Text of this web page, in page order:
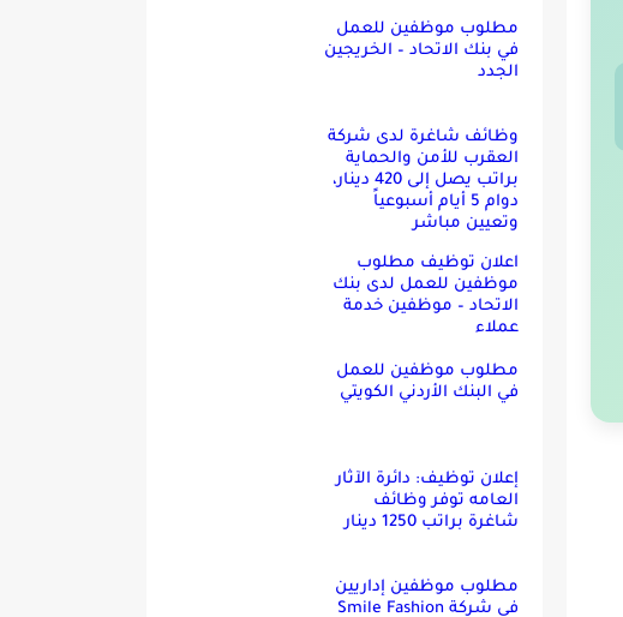
مطلوب موظفين للعمل
في بنك الاتحاد – الخريجين
الجدد
وظائف شاغرة لدى شركة
العقرب للأمن والحماية
براتب يصل إلى 420 دينار،
دوام 5 أيام أسبوعياً
وتعيين مباشر
اعلان توظيف مطلوب
موظفين للعمل لدى بنك
الاتحاد – موظفين خدمة
عملاء
مطلوب موظفين للعمل
في البنك الأردني الكويتي
إعلان توظيف: دائرة الآثار
العامه توفر وظائف
شاغرة براتب 1250 دينار
مطلوب موظفين إداريين
في شركة Smile Fashion